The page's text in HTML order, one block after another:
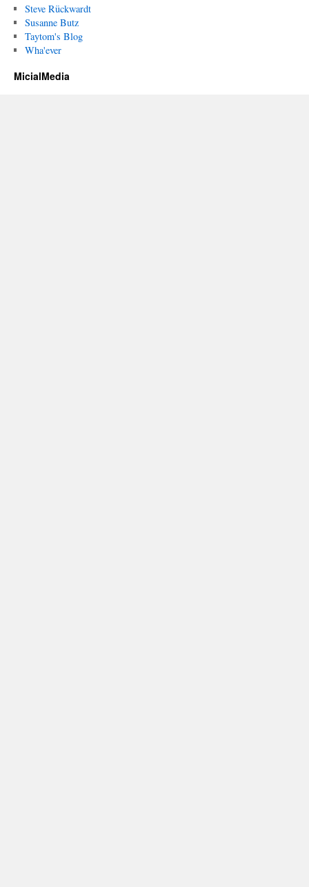
Steve Rückwardt
Susanne Butz
Taytom's Blog
Wha'ever
MicialMedia